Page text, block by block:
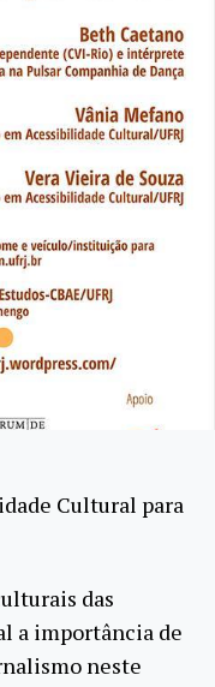
Cultural para
das
a importância de
neste